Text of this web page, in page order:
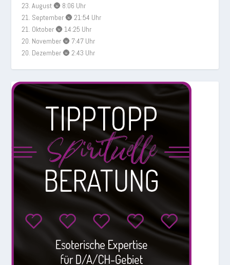
23. August 🌚 8:06 Uhr
21. September 🌚 21:54 Uhr
21. Oktober 🌚 14:25 Uhr
20. November 🌚 7:47 Uhr
20. Dezember 🌚 2:43 Uhr